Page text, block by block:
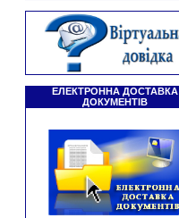
ЕЛЕКТРОННА ДОСТАВКА
ДОКУМЕНТІВ